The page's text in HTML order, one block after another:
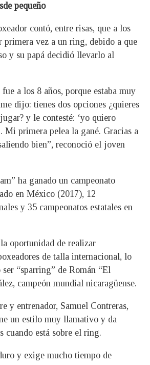
pequeño
contó, entre risas, que a los
primera vez a un ring, debido a que
y su papá decidió llevarlo al
a los 8 años, porque estaba muy
dijo: tienes dos opciones ¿quieres
y le contesté: ‘yo quiero
Mi primera pelea la gané. Gracias a
bien”, reconoció el joven
ha ganado un campeonato
en México (2017), 12
y 35 campeonatos estatales en
oportunidad de realizar
de talla internacional, lo
“sparring” de Román “El
campeón mundial nicaragüense.
y entrenador, Samuel Contreras,
un estilo muy llamativo y da
cuando está sobre el ring.
y exige mucho tiempo de